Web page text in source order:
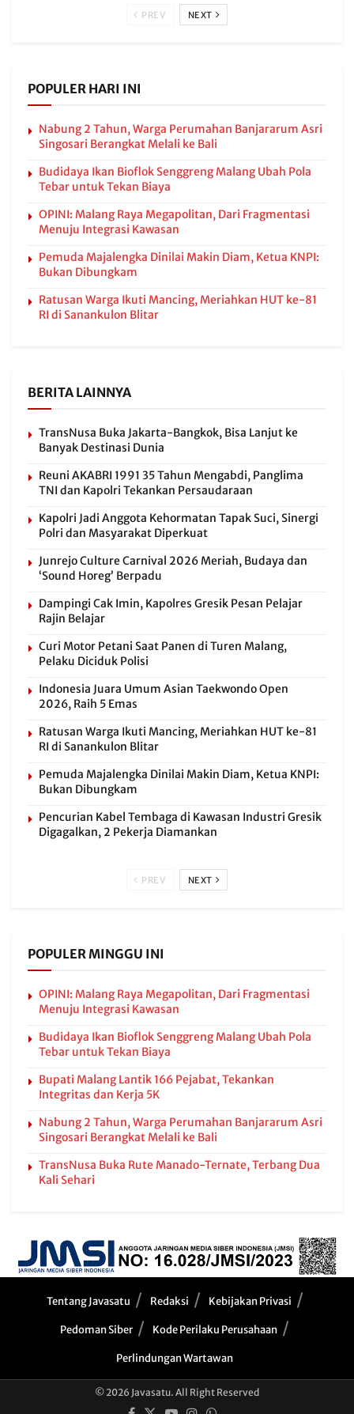
PREV NEXT
POPULER HARI INI
Nabung 2 Tahun, Warga Perumahan Banjararum Asri
Singosari Berangkat Melali ke Bali
Budidaya Ikan Bioflok Senggreng Malang Ubah Pola
Tebar untuk Tekan Biaya
OPINI: Malang Raya Megapolitan, Dari Fragmentasi
Menuju Integrasi Kawasan
Pemuda Majalengka Dinilai Makin Diam, Ketua KNPI:
Bukan Dibungkam
Ratusan Warga Ikuti Mancing, Meriahkan HUT ke-81
RI di Sanankulon Blitar
BERITA LAINNYA
TransNusa Buka Jakarta-Bangkok, Bisa Lanjut ke
Banyak Destinasi Dunia
Reuni AKABRI 1991 35 Tahun Mengabdi, Panglima
TNI dan Kapolri Tekankan Persaudaraan
Kapolri Jadi Anggota Kehormatan Tapak Suci, Sinergi
Polri dan Masyarakat Diperkuat
Junrejo Culture Carnival 2026 Meriah, Budaya dan
‘Sound Horeg’ Berpadu
Dampingi Cak Imin, Kapolres Gresik Pesan Pelajar
Rajin Belajar
Curi Motor Petani Saat Panen di Turen Malang,
Pelaku Diciduk Polisi
Indonesia Juara Umum Asian Taekwondo Open
2026, Raih 5 Emas
Ratusan Warga Ikuti Mancing, Meriahkan HUT ke-81
RI di Sanankulon Blitar
Pemuda Majalengka Dinilai Makin Diam, Ketua KNPI:
Bukan Dibungkam
Pencurian Kabel Tembaga di Kawasan Industri Gresik
Digagalkan, 2 Pekerja Diamankan
PREV NEXT
POPULER MINGGU INI
OPINI: Malang Raya Megapolitan, Dari Fragmentasi
Menuju Integrasi Kawasan
Budidaya Ikan Bioflok Senggreng Malang Ubah Pola
Tebar untuk Tekan Biaya
Bupati Malang Lantik 166 Pejabat, Tekankan
Integritas dan Kerja 5K
Nabung 2 Tahun, Warga Perumahan Banjararum Asri
Singosari Berangkat Melali ke Bali
TransNusa Buka Rute Manado-Ternate, Terbang Dua
Kali Sehari
Tentang Javasatu Redaksi Kebijakan Privasi
Pedoman Siber Kode Perilaku Perusahaan
Perlindungan Wartawan
© 2026 Javasatu. All Right Reserved